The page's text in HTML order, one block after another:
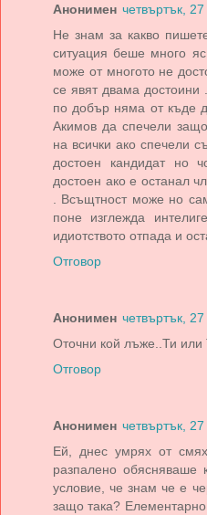
Анонимен четвъртък,
Не знам за какво
ситуация беше много
може от многото не
се явят двама
по добър няма от къде
Акимов да спечели
на всички ако спечели
достоен кандидат но
достоен ако е останал
. Всъщтност може но
поне изглежда
идиотството отпада и
Отговор
Анонимен четвъртък,
Оточни кой лъже..Ти или
Отговор
Анонимен четвъртък,
Ей, днес умрях от
разпалено обясняваше
условие, че знам че е
защо така?